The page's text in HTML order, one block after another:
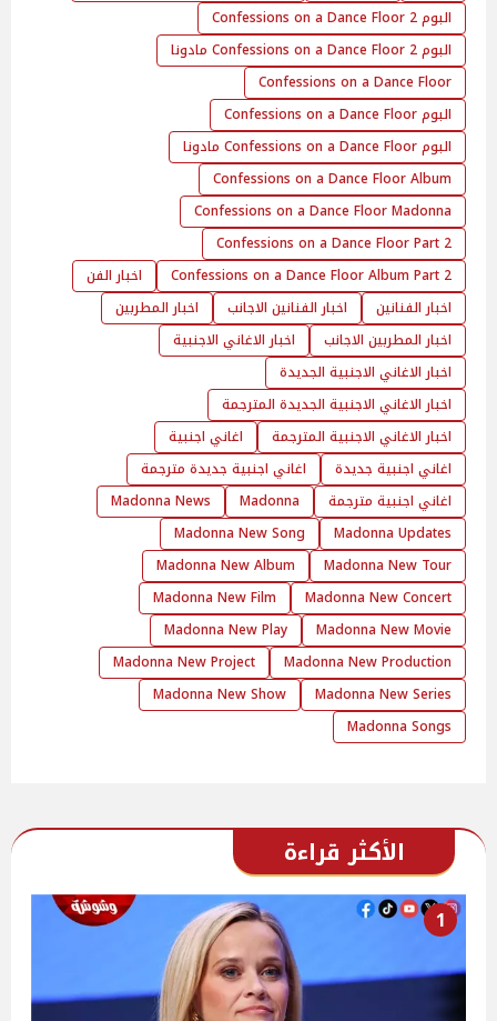
البوم 2 Confessions on a Dance Floor
البوم 2 Confessions on a Dance Floor مادونا
Confessions on a Dance Floor
البوم Confessions on a Dance Floor
البوم Confessions on a Dance Floor مادونا
Confessions on a Dance Floor Album
Confessions on a Dance Floor Madonna
2 Confessions on a Dance Floor Part
2 Confessions on a Dance Floor Album Part
اخبار الفن
اخبار الفنانين
اخبار الفنانين الاجانب
اخبار المطربين
اخبار المطربين الاجانب
اخبار الاغاني الاجنبية
اخبار الاغاني الاجنبية الجديدة
اخبار الاغاني الاجنبية الجديدة المترجمة
اخبار الاغاني الاجنبية المترجمة
اغاني اجنبية
اغاني اجنبية جديدة
اغاني اجنبية جديدة مترجمة
اغاني اجنبية مترجمة
Madonna
Madonna News
Madonna Updates
Madonna New Song
Madonna New Tour
Madonna New Album
Madonna New Concert
Madonna New Film
Madonna New Movie
Madonna New Play
Madonna New Production
Madonna New Project
Madonna New Series
Madonna New Show
Madonna Songs
الأكثر قراءة
1